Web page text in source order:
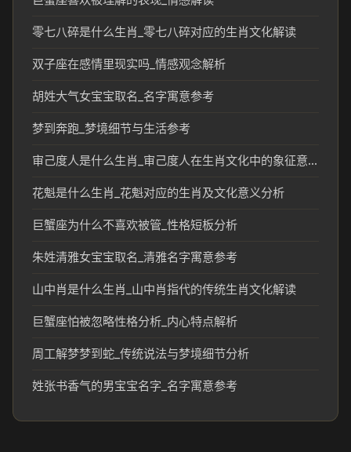
零七八碎是什么生肖_零七八碎对应的生肖文化解读
双子座在感情里现实吗_情感观念解析
胡姓大气女宝宝取名_名字寓意参考
梦到奔跑_梦境细节与生活参考
审己度人是什么生肖_审己度人在生肖文化中的象征意义
花魁是什么生肖_花魁对应的生肖及文化意义分析
巨蟹座为什么不喜欢被管_性格短板分析
朱姓清雅女宝宝取名_清雅名字寓意参考
山中肖是什么生肖_山中肖指代的传统生肖文化解读
巨蟹座怕被忽略性格分析_内心特点解析
周工解梦梦到蛇_传统说法与梦境细节分析
姓张书香气的男宝宝名字_名字寓意参考